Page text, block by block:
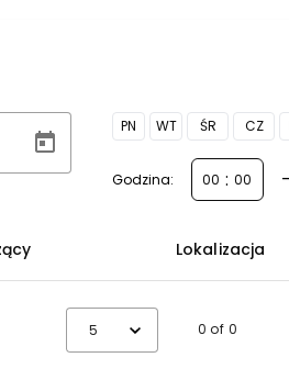
PN WT ŚR CZ
Godzina: :
Lokalizacja
5 0 of 0